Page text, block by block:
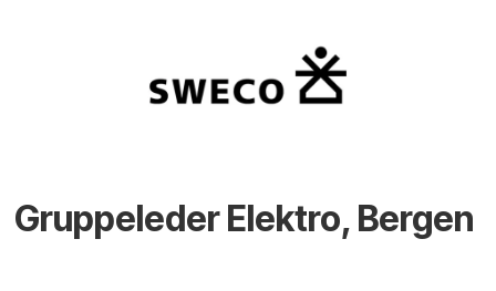
Gruppeleder Elektro, Bergen